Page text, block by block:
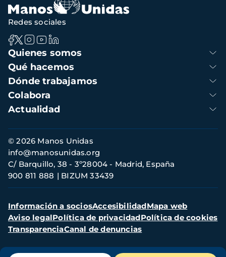
Navegación
principal
Quienes somos
Qué hacemos
Dónde trabajamos
Colabora
Actualidad
Redes sociales
Información
de
contacto
© 2026 Manos Unidas
C/ Barquillo, 38 - 3º28004 - Madrid, España
900 811 888
BIZUM 33439
info@manosunidas.org
Menú
secundario
Información a sociosAccesibilidadMapa web
Aviso legalPolítica de privacidadPolítica de cookies
TransparenciaCanal de denuncias